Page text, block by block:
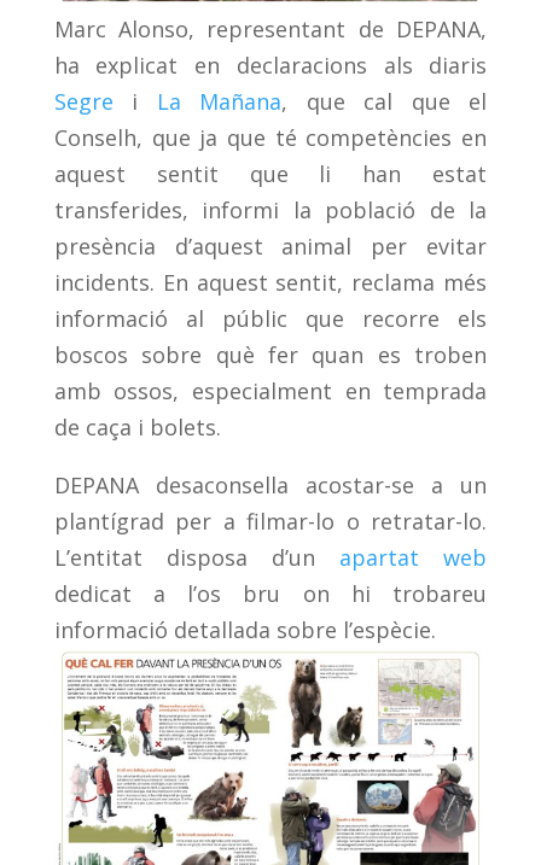
Marc Alonso, representant de DEPANA,
ha explicat en declaracions als diaris
Segre i La Mañana, que cal que el
Conselh, que ja que té competències en
aquest sentit que li han estat
transferides, informi la població de la
presència d’aquest animal per evitar
incidents. En aquest sentit, reclama més
informació al públic que recorre els
boscos sobre què fer quan es troben
amb ossos, especialment en temprada
de caça i bolets.
DEPANA desaconsella acostar-se a un
plantígrad per a filmar-lo o retratar-lo.
L’entitat disposa d’un apartat web
dedicat a l’os bru on hi trobareu
informació detallada sobre l’espècie.